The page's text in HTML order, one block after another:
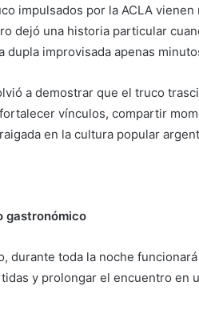
impulsados por la ACLA
dejó una historia particular
dupla improvisada apenas
a demostrar que el truco
vínculos, compartir
en la cultura popular
gastronómico
durante toda la noche
y prolongar el encuentro en